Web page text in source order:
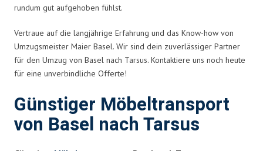
rundum gut aufgehoben fühlst.
Vertraue auf die langjährige Erfahrung und das Know-how von
Umzugsmeister Maier Basel. Wir sind dein zuverlässiger Partner
für den Umzug von Basel nach Tarsus. Kontaktiere uns noch heute
für eine unverbindliche Offerte!
Günstiger Möbeltransport
von Basel nach Tarsus